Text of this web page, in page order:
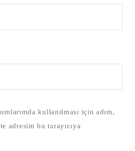
kullanılması için adım,
adresim bu tarayıcıya